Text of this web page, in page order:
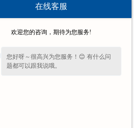
有排出。此外，系统中的空气
或长期停机后开始运行时。解
松开排气螺钉，清洁空气，直
比例阀维修的相关事项了，
在线客服
欢迎您的咨询，期待为您服务!
您好呀～很高兴为您服务！😊 有什么问
题都可以跟我说哦。